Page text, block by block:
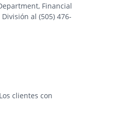
Financial
al (505) 476-
clientes con